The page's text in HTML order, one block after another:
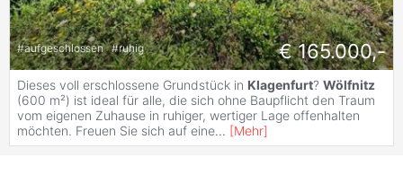
#aufgeschlossen #ruhig € 165.000,-
Dieses voll erschlossene Grundstück in Klagenfurt? Wölfnitz
(600 m²) ist ideal für alle, die sich ohne Baupflicht den Traum
vom eigenen Zuhause in ruhiger, wertiger Lage offenhalten
möchten. Freuen Sie sich auf eine... [Mehr]